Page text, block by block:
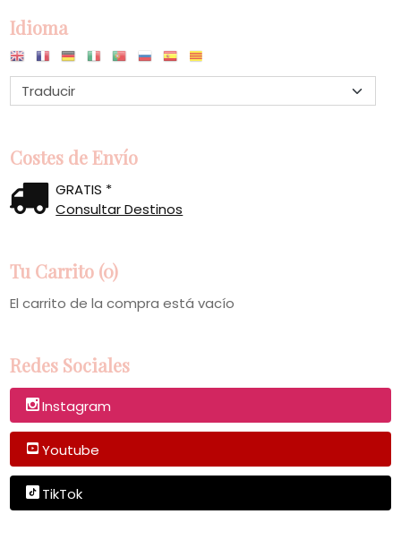
Idioma
Costes de Envío
GRATIS *
Consultar Destinos
Tu Carrito (0)
El carrito de la compra está vacío
Redes Sociales
Instagram
Youtube
TikTok